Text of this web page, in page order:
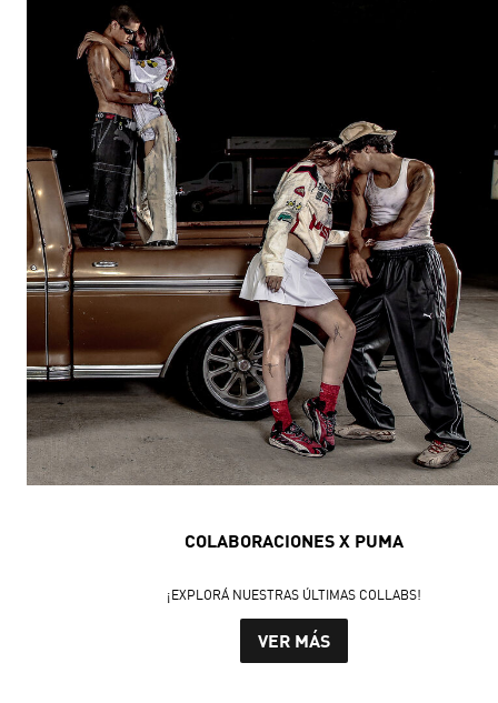
COLABORACIONES X PUMA
¡EXPLORÁ NUESTRAS ÚLTIMAS COLLABS!
VER MÁS